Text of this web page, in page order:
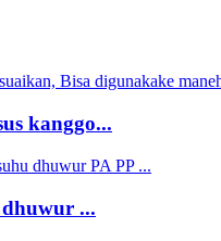
kanggo...
...